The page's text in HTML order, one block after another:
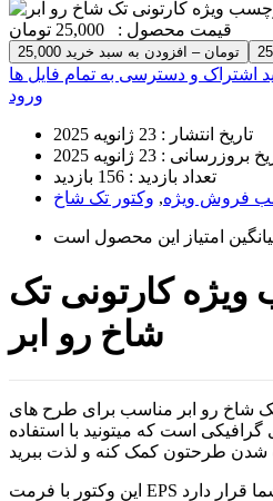
قیمت محصول : 25,000 تومان
25,000 تومان – افزودن به سبد خرید
اشتراک و دسترسی به تمام فایل ها
ورود
تاریخ انتشار : 23 ژانویه 2025
بروزرسانی : 23 ژانویه 2025
تعداد بازدید : 156 بازدید
فروش ویژه, وکتور تک شاخ
امتیاز این محصول
کارتونی تک
شاخ رو ابر
شاخ رو ابر مناسب برای طرح های
است که میتونید با استفاده